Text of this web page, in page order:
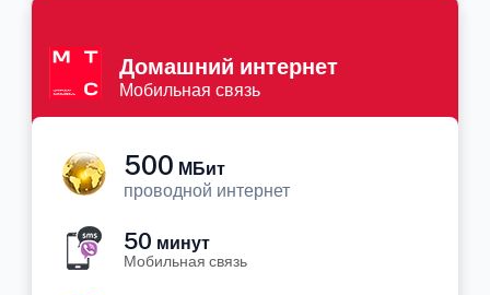
Домашний интернет
Мобильная связь
500 МБит
проводной интернет
50 минут
Мобильная связь